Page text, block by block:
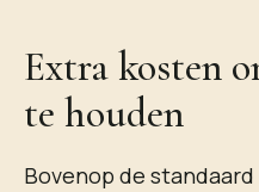
Extra kosten
te houden
Bovenop de